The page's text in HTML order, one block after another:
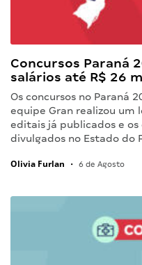
Concursos Paraná
salários até R$ 26
Os concursos no Paraná
equipe Gran realizou
editais já publicados e
divulgados no Estado do
Olivia Furlan • 6 de Agosto